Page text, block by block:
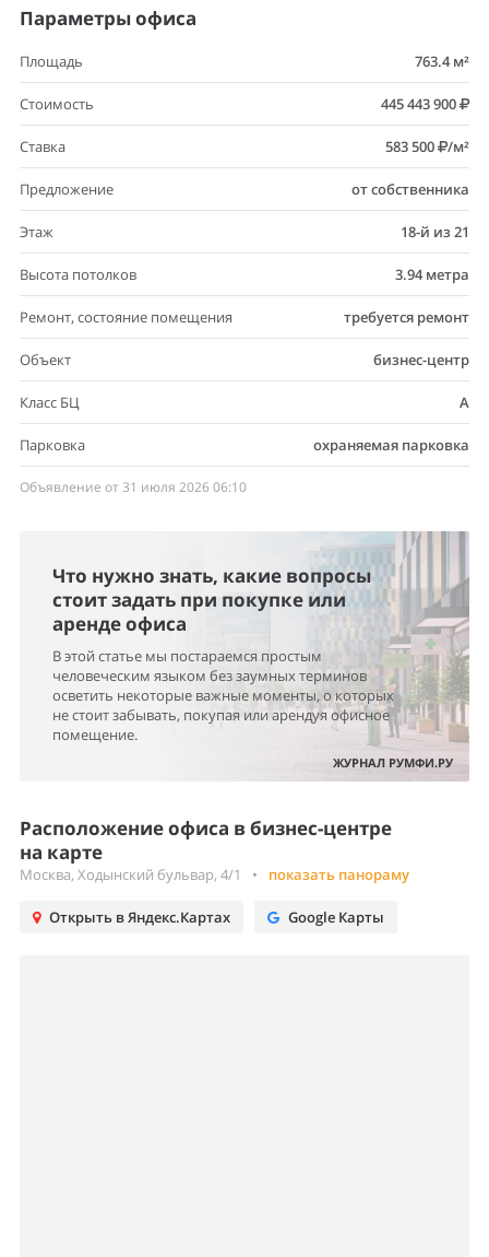
Параметры офиса
Площадь 763.4 м²
Стоимость 445 443 900
Ставка 583 500 /м²
Предложение от собственника
Этаж 18-й из 21
Высота потолков 3.94 метра
Ремонт, состояние помещения требуется ремонт
Объект бизнес-центр
Класс БЦ A
Парковка охраняемая парковка
Объявление от 31 июля 2026 06:10
Что нужно знать, какие вопросы
стоит задать при покупке или
аренде офиса
В этой статье мы постараемся простым
человеческим языком без заумных терминов
осветить некоторые важные моменты, о которых
не стоит забывать, покупая или арендуя офисное
помещение.
ЖУРНАЛ РУМФИ.РУ
Расположение офиса в бизнес-центре
на карте
Москва, Ходынский бульвар, 4/1 • показать панораму
Открыть в Яндекс.Картах Google Карты